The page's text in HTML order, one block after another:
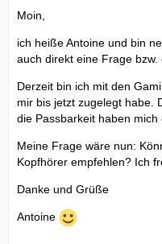
Moin,
ich heiße Antoine und bin
auch direkt eine Frage bzw.
Derzeit bin ich mit den
mir bis jetzt zugelegt habe.
die Passbarkeit haben mich
Meine Frage wäre nun:
Kopfhörer empfehlen? Ich
Danke und Grüße
Antoine